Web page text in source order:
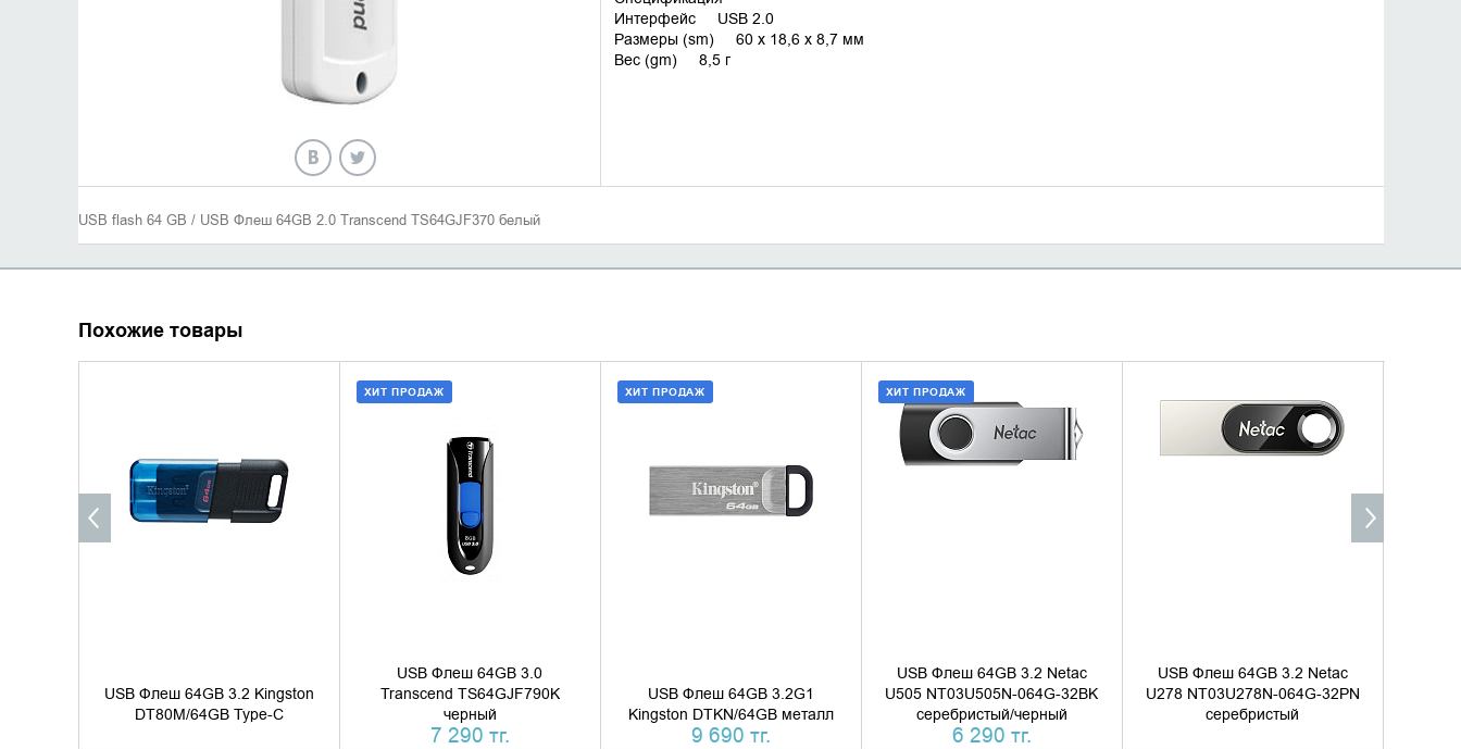
Интерфейс USB 2.0
Размеры (sm) 60 х 18,6 х 8,7 мм
Вес (gm) 8,5 г
USB flash 64 GB / USB Флеш 64GB 2.0 Transcend TS64GJF370 белый
Похожие товары
USB Флеш 64GB 3.2 Kingston
DT80M/64GB Type-C
USB Флеш 64GB 3.0
Transcend TS64GJF790K
черный
7 290 тг.
ХИТ ПРОДАЖ
КУПИТЬ В 1 КЛИК
USB Флеш 64GB 3.2G1
Kingston DTKN/64GB металл
9 690 тг.
ХИТ ПРОДАЖ
КУПИТЬ В 1 КЛИК
USB Флеш 64GB 3.2 Netac
U505 NT03U505N-064G-32BK
серебристый/черный
6 290 тг.
ХИТ ПРОДАЖ
ДОБАВИТЬ В КОРЗИНУ
USB Флеш 64GB 3.2 Netac
U278 NT03U278N-064G-32PN
серебристый
УТОЧНИТЬ НАЛИЧИЕ